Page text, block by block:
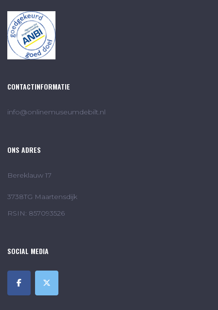
CONTACTINFORMATIE
info@onlinemuseumdebilt.nl
ONS ADRES
Bereklauw 17
3738TG Maartensdijk
RSIN: 857093526
SOCIAL MEDIA